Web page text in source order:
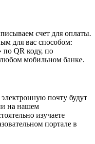
счет для оплаты.
для вас способом:
по QR коду, по
мобильном банке.
почту будут
на нашем
изучаете
портале в